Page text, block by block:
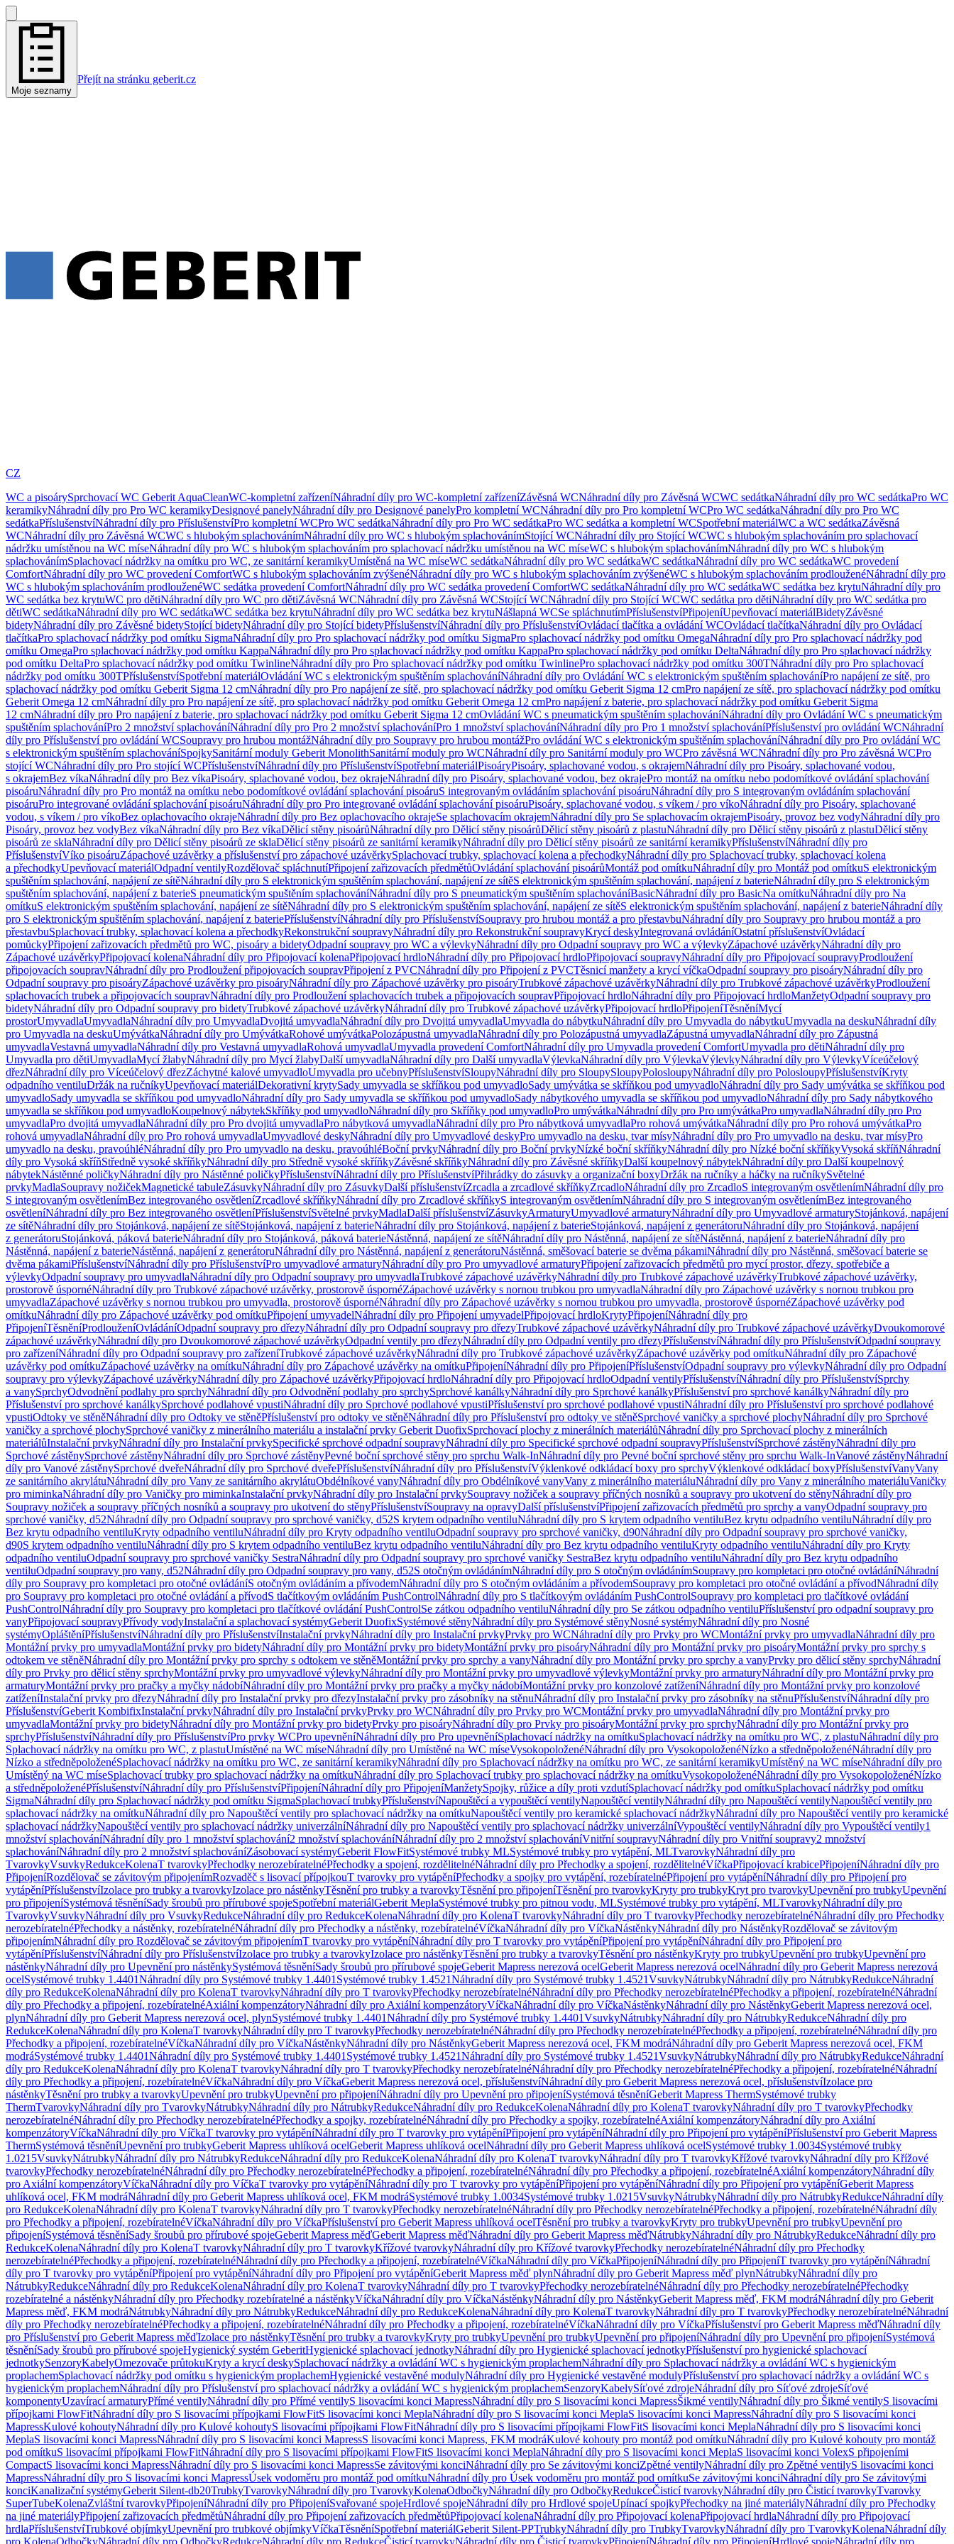
Moje seznamy
Přejít na stránku geberit.cz
CZ
WC a pisoárySprchovací WC Geberit AquaCleanWC-kompletní zařízeníNáhradní díly pro WC-kompletní zařízeníZávěsná WCNáhradní díly pro Závěsná WCWC sedátkaNáhradní díly pro WC sedátkaPro WC
keramikyNáhradní díly pro Pro WC keramikyDesignové panelyNáhradní díly pro Designové panelyPro kompletní WCNáhradní díly pro Pro kompletní WCPro WC sedátkaNáhradní díly pro Pro WC
sedátkaPříslušenstvíNáhradní díly pro PříslušenstvíPro kompletní WCPro WC sedátkaNáhradní díly pro Pro WC sedátkaPro WC sedátka a kompletní WCSpotřební materiálWC a WC sedátkaZávěsná
WCNáhradní díly pro Závěsná WCWC s hlubokým splachovánímNáhradní díly pro WC s hlubokým splachovánímStojící WCNáhradní díly pro Stojící WCWC s hlubokým splachováním pro splachovací
nádržku umístěnou na WC míseNáhradní díly pro WC s hlubokým splachováním pro splachovací nádržku umístěnou na WC míseWC s hlubokým splachovánímNáhradní díly pro WC s hlubokým
splachovánímSplachovací nádržky na omítku pro WC, ze sanitární keramikyUmístěná na WC míseWC sedátkaNáhradní díly pro WC sedátkaWC sedátkaNáhradní díly pro WC sedátkaWC provedení
ComfortNáhradní díly pro WC provedení ComfortWC s hlubokým splachováním zvýšenéNáhradní díly pro WC s hlubokým splachováním zvýšenéWC s hlubokým splachováním prodlouženéNáhradní díly pro
WC s hlubokým splachováním prodlouženéWC sedátka provedení ComfortNáhradní díly pro WC sedátka provedení ComfortWC sedátkaNáhradní díly pro WC sedátkaWC sedátka bez krytuNáhradní díly pro
WC sedátka bez krytuWC pro dětiNáhradní díly pro WC pro dětiZávěsná WCNáhradní díly pro Závěsná WCStojící WCNáhradní díly pro Stojící WCWC sedátka pro dětiNáhradní díly pro WC sedátka pro
dětiWC sedátkaNáhradní díly pro WC sedátkaWC sedátka bez krytuNáhradní díly pro WC sedátka bez krytuNášlapná WCSe spláchnutímPříslušenstvíPřipojeníUpevňovací materiálBidetyZávěsné
bidetyNáhradní díly pro Závěsné bidetyStojící bidetyNáhradní díly pro Stojící bidetyPříslušenstvíNáhradní díly pro PříslušenstvíOvládací tlačítka a ovládání WCOvládací tlačítkaNáhradní díly pro Ovládací
tlačítkaPro splachovací nádržky pod omítku SigmaNáhradní díly pro Pro splachovací nádržky pod omítku SigmaPro splachovací nádržky pod omítku OmegaNáhradní díly pro Pro splachovací nádržky pod
omítku OmegaPro splachovací nádržky pod omítku KappaNáhradní díly pro Pro splachovací nádržky pod omítku KappaPro splachovací nádržky pod omítku DeltaNáhradní díly pro Pro splachovací nádržky
pod omítku DeltaPro splachovací nádržky pod omítku TwinlineNáhradní díly pro Pro splachovací nádržky pod omítku TwinlinePro splachovací nádržky pod omítku 300TNáhradní díly pro Pro splachovací
nádržky pod omítku 300TPříslušenstvíSpotřební materiálOvládání WC s elektronickým spuštěním splachováníNáhradní díly pro Ovládání WC s elektronickým spuštěním splachováníPro napájení ze sítě, pro
splachovací nádržky pod omítku Geberit Sigma 12 cmNáhradní díly pro Pro napájení ze sítě, pro splachovací nádržky pod omítku Geberit Sigma 12 cmPro napájení ze sítě, pro splachovací nádržky pod omítku
Geberit Omega 12 cmNáhradní díly pro Pro napájení ze sítě, pro splachovací nádržky pod omítku Geberit Omega 12 cmPro napájení z baterie, pro splachovací nádržky pod omítku Geberit Sigma
12 cmNáhradní díly pro Pro napájení z baterie, pro splachovací nádržky pod omítku Geberit Sigma 12 cmOvládání WC s pneumatickým spuštěním splachováníNáhradní díly pro Ovládání WC s pneumatickým
spuštěním splachováníPro 2 množství splachováníNáhradní díly pro Pro 2 množství splachováníPro 1 množství splachováníNáhradní díly pro Pro 1 množství splachováníPříslušenství pro ovládání WCNáhradní
díly pro Příslušenství pro ovládání WCSoupravy pro hrubou montážNáhradní díly pro Soupravy pro hrubou montážPro ovládání WC s elektronickým spuštěním splachováníNáhradní díly pro Pro ovládání WC
s elektronickým spuštěním splachováníSpojkySanitární moduly Geberit MonolithSanitární moduly pro WCNáhradní díly pro Sanitární moduly pro WCPro závěsná WCNáhradní díly pro Pro závěsná WCPro
stojící WCNáhradní díly pro Pro stojící WCPříslušenstvíNáhradní díly pro PříslušenstvíSpotřební materiálPisoáryPisoáry, splachované vodou, s okrajemNáhradní díly pro Pisoáry, splachované vodou,
s okrajemBez víkaNáhradní díly pro Bez víkaPisoáry, splachované vodou, bez okrajeNáhradní díly pro Pisoáry, splachované vodou, bez okrajePro montáž na omítku nebo podomítkové ovládání splachování
pisoáruNáhradní díly pro Pro montáž na omítku nebo podomítkové ovládání splachování pisoáruS integrovaným ovládáním splachování pisoáruNáhradní díly pro S integrovaným ovládáním splachování
pisoáruPro integrované ovládání splachování pisoáruNáhradní díly pro Pro integrované ovládání splachování pisoáruPisoáry, splachované vodou, s víkem / pro víkoNáhradní díly pro Pisoáry, splachované
vodou, s víkem / pro víkoBez oplachovacího okrajeNáhradní díly pro Bez oplachovacího okrajeSe splachovacím okrajemNáhradní díly pro Se splachovacím okrajemPisoáry, provoz bez vodyNáhradní díly pro
Pisoáry, provoz bez vodyBez víkaNáhradní díly pro Bez víkaDělicí stěny pisoárůNáhradní díly pro Dělicí stěny pisoárůDělicí stěny pisoárů z plastuNáhradní díly pro Dělicí stěny pisoárů z plastuDělicí stěny
pisoárů ze sklaNáhradní díly pro Dělicí stěny pisoárů ze sklaDělicí stěny pisoárů ze sanitární keramikyNáhradní díly pro Dělicí stěny pisoárů ze sanitární keramikyPříslušenstvíNáhradní díly pro
PříslušenstvíVíko pisoáruZápachové uzávěrky a příslušenství pro zápachové uzávěrkySplachovací trubky, splachovací kolena a přechodkyNáhradní díly pro Splachovací trubky, splachovací kolena
a přechodkyUpevňovací materiálOdpadní ventilyRozdělovač spláchnutíPřipojení zařizovacích předmětůOvládání splachování pisoárůMontáž pod omítkuNáhradní díly pro Montáž pod omítkuS elektronickým
spuštěním splachování, napájení ze sítěNáhradní díly pro S elektronickým spuštěním splachování, napájení ze sítěS elektronickým spuštěním splachování, napájení z baterieNáhradní díly pro S elektronickým
spuštěním splachování, napájení z baterieS pneumatickým spuštěním splachováníNáhradní díly pro S pneumatickým spuštěním splachováníBasicNáhradní díly pro BasicNa omítkuNáhradní díly pro Na
omítkuS elektronickým spuštěním splachování, napájení ze sítěNáhradní díly pro S elektronickým spuštěním splachování, napájení ze sítěS elektronickým spuštěním splachování, napájení z baterieNáhradní díly
pro S elektronickým spuštěním splachování, napájení z bateriePříslušenstvíNáhradní díly pro PříslušenstvíSoupravy pro hrubou montáž a pro přestavbuNáhradní díly pro Soupravy pro hrubou montáž a pro
přestavbuSplachovací trubky, splachovací kolena a přechodkyRekonstrukční soupravyNáhradní díly pro Rekonstrukční soupravyKrycí deskyIntegrovaná ovládáníOstatní příslušenstvíOvládací
pomůckyPřipojení zařizovacích předmětů pro WC, pisoáry a bidetyOdpadní soupravy pro WC a výlevkyNáhradní díly pro Odpadní soupravy pro WC a výlevkyZápachové uzávěrkyNáhradní díly pro
Zápachové uzávěrkyPřipojovací kolenaNáhradní díly pro Připojovací kolenaPřipojovací hrdloNáhradní díly pro Připojovací hrdloPřipojovací soupravyNáhradní díly pro Připojovací soupravyProdloužení
připojovacích soupravNáhradní díly pro Prodloužení připojovacích soupravPřipojení z PVCNáhradní díly pro Připojení z PVCTěsnicí manžety a krycí víčkaOdpadní soupravy pro pisoáryNáhradní díly pro
Odpadní soupravy pro pisoáryZápachové uzávěrky pro pisoáryNáhradní díly pro Zápachové uzávěrky pro pisoáryTrubkové zápachové uzávěrkyNáhradní díly pro Trubkové zápachové uzávěrkyProdloužení
splachovacích trubek a připojovacích soupravNáhradní díly pro Prodloužení splachovacích trubek a připojovacích soupravPřipojovací hrdloNáhradní díly pro Připojovací hrdloManžetyOdpadní soupravy pro
bidetyNáhradní díly pro Odpadní soupravy pro bidetyTrubkové zápachové uzávěrkyNáhradní díly pro Trubkové zápachové uzávěrkyPřipojovací hrdloPřipojeníTěsněníMycí
prostorUmyvadlaUmyvadlaNáhradní díly pro UmyvadlaDvojitá umyvadlaNáhradní díly pro Dvojitá umyvadlaUmyvadla do nábytkuNáhradní díly pro Umyvadla do nábytkuUmyvadla na deskuNáhradní díly
pro Umyvadla na deskuUmývátkaNáhradní díly pro UmývátkaRohové umývátkaPolozápustná umyvadlaNáhradní díly pro Polozápustná umyvadlaZápustná umyvadlaNáhradní díly pro Zápustná
umyvadlaVestavná umyvadlaNáhradní díly pro Vestavná umyvadlaRohová umyvadlaUmyvadla provedení ComfortNáhradní díly pro Umyvadla provedení ComfortUmyvadla pro dětiNáhradní díly pro
Umyvadla pro dětiUmyvadlaMycí žlabyNáhradní díly pro Mycí žlabyDalší umyvadlaNáhradní díly pro Další umyvadlaVýlevkaNáhradní díly pro VýlevkaVýlevkyNáhradní díly pro VýlevkyVíceúčelový
dřezNáhradní díly pro Víceúčelový dřezZáchytné kalové umyvadloUmyvadla pro učebnyPříslušenstvíSloupyNáhradní díly pro SloupySloupyPolosloupyNáhradní díly pro PolosloupyPříslušenstvíKryty
odpadního ventiluDržák na ručníkyUpevňovací materiálDekorativní krytySady umyvadla se skříňkou pod umyvadloSady umývátka se skříňkou pod umyvadloNáhradní díly pro Sady umývátka se skříňkou pod
umyvadloSady umyvadla se skříňkou pod umyvadloNáhradní díly pro Sady umyvadla se skříňkou pod umyvadloSady nábytkového umyvadla se skříňkou pod umyvadloNáhradní díly pro Sady nábytkového
umyvadla se skříňkou pod umyvadloKoupelnový nábytekSkříňky pod umyvadloNáhradní díly pro Skříňky pod umyvadloPro umývátkaNáhradní díly pro Pro umývátkaPro umyvadlaNáhradní díly pro Pro
umyvadlaPro dvojitá umyvadlaNáhradní díly pro Pro dvojitá umyvadlaPro nábytková umyvadlaNáhradní díly pro Pro nábytková umyvadlaPro rohová umývátkaNáhradní díly pro Pro rohová umývátkaPro
rohová umyvadlaNáhradní díly pro Pro rohová umyvadlaUmyvadlové deskyNáhradní díly pro Umyvadlové deskyPro umyvadlo na desku, tvar mísyNáhradní díly pro Pro umyvadlo na desku, tvar mísyPro
umyvadlo na desku, pravoúhléNáhradní díly pro Pro umyvadlo na desku, pravoúhléBoční prvkyNáhradní díly pro Boční prvkyNízké boční skříňkyNáhradní díly pro Nízké boční skříňkyVysoká skříňNáhradní
díly pro Vysoká skříňStředně vysoké skříňkyNáhradní díly pro Středně vysoké skříňkyZávěsné skříňkyNáhradní díly pro Závěsné skříňkyDalší koupelnový nábytekNáhradní díly pro Další koupelnový
nábytekNástěnné poličkyNáhradní díly pro Nástěnné poličkyPříslušenstvíNáhradní díly pro PříslušenstvíPřihrádky do zásuvky a organizační boxyDržák na ručníky a háčky na ručníkySvětelné
prvkyMadlaSoupravy nožičekMagnetické tabuleZásuvkyNáhradní díly pro ZásuvkyDalší příslušenstvíZrcadla a zrcadlové skříňkyZrcadloNáhradní díly pro ZrcadloS integrovaným osvětlenímNáhradní díly pro
S integrovaným osvětlenímBez integrovaného osvětleníZrcadlové skříňkyNáhradní díly pro Zrcadlové skříňkyS integrovaným osvětlenímNáhradní díly pro S integrovaným osvětlenímBez integrovaného
osvětleníNáhradní díly pro Bez integrovaného osvětleníPříslušenstvíSvětelné prvkyMadlaDalší příslušenstvíZásuvkyArmaturyUmyvadlové armaturyNáhradní díly pro Umyvadlové armaturyStojánková, napájení
ze sítěNáhradní díly pro Stojánková, napájení ze sítěStojánková, napájení z baterieNáhradní díly pro Stojánková, napájení z baterieStojánková, napájení z generátoruNáhradní díly pro Stojánková, napájení
z generátoruStojánková, páková baterieNáhradní díly pro Stojánková, páková baterieNástěnná, napájení ze sítěNáhradní díly pro Nástěnná, napájení ze sítěNástěnná, napájení z baterieNáhradní díly pro
Nástěnná, napájení z baterieNástěnná, napájení z generátoruNáhradní díly pro Nástěnná, napájení z generátoruNástěnná, směšovací baterie se dvěma pákamiNáhradní díly pro Nástěnná, směšovací baterie se
dvěma pákamiPříslušenstvíNáhradní díly pro PříslušenstvíPro umyvadlové armaturyNáhradní díly pro Pro umyvadlové armaturyPřipojení zařizovacích předmětů pro mycí prostor, dřezy, spotřebiče a
výlevkyOdpadní soupravy pro umyvadlaNáhradní díly pro Odpadní soupravy pro umyvadlaTrubkové zápachové uzávěrkyNáhradní díly pro Trubkové zápachové uzávěrkyTrubkové zápachové uzávěrky,
prostorově úspornéNáhradní díly pro Trubkové zápachové uzávěrky, prostorově úspornéZápachové uzávěrky s nornou trubkou pro umyvadlaNáhradní díly pro Zápachové uzávěrky s nornou trubkou pro
umyvadlaZápachové uzávěrky s nornou trubkou pro umyvadla, prostorově úspornéNáhradní díly pro Zápachové uzávěrky s nornou trubkou pro umyvadla, prostorově úspornéZápachové uzávěrky pod
omítkuNáhradní díly pro Zápachové uzávěrky pod omítkuPřipojení umyvadelNáhradní díly pro Připojení umyvadelPřipojovací hrdloKrytyPřipojeníNáhradní díly pro
PřipojeníTěsněníProdlouženíOvládáníOdpadní soupravy pro dřezyNáhradní díly pro Odpadní soupravy pro dřezyTrubkové zápachové uzávěrkyNáhradní díly pro Trubkové zápachové uzávěrkyDvoukomorové
zápachové uzávěrkyNáhradní díly pro Dvoukomorové zápachové uzávěrkyOdpadní ventily pro dřezyNáhradní díly pro Odpadní ventily pro dřezyPříslušenstvíNáhradní díly pro PříslušenstvíOdpadní soupravy
pro zařízeníNáhradní díly pro Odpadní soupravy pro zařízeníTrubkové zápachové uzávěrkyNáhradní díly pro Trubkové zápachové uzávěrkyZápachové uzávěrky pod omítkuNáhradní díly pro Zápachové
uzávěrky pod omítkuZápachové uzávěrky na omítkuNáhradní díly pro Zápachové uzávěrky na omítkuPřipojeníNáhradní díly pro PřipojeníPříslušenstvíOdpadní soupravy pro výlevkyNáhradní díly pro Odpadní
soupravy pro výlevkyZápachové uzávěrkyNáhradní díly pro Zápachové uzávěrkyPřipojovací hrdloNáhradní díly pro Připojovací hrdloOdpadní ventilyPříslušenstvíNáhradní díly pro PříslušenstvíSprchy
a vanySprchyOdvodnění podlahy pro sprchyNáhradní díly pro Odvodnění podlahy pro sprchySprchové kanálkyNáhradní díly pro Sprchové kanálkyPříslušenství pro sprchové kanálkyNáhradní díly pro
Příslušenství pro sprchové kanálkySprchové podlahové vpustiNáhradní díly pro Sprchové podlahové vpustiPříslušenství pro sprchové podlahové vpustiNáhradní díly pro Příslušenství pro sprchové podlahové
vpustiOdtoky ve stěněNáhradní díly pro Odtoky ve stěněPříslušenství pro odtoky ve stěněNáhradní díly pro Příslušenství pro odtoky ve stěněSprchové vaničky a sprchové plochyNáhradní díly pro Sprchové
vaničky a sprchové plochySprchové vaničky z minerálního materiálu a instalační prvky Geberit DuofixSprchovací plochy z minerálních materiálůNáhradní díly pro Sprchovací plochy z minerálních
materiálůInstalační prvkyNáhradní díly pro Instalační prvkySpecifické sprchové odpadní soupravyNáhradní díly pro Specifické sprchové odpadní soupravyPříslušenstvíSprchové zástěnyNáhradní díly pro
Sprchové zástěnySprchové zástěnyNáhradní díly pro Sprchové zástěnyPevné boční sprchové stěny pro sprchu Walk-InNáhradní díly pro Pevné boční sprchové stěny pro sprchu Walk-InVanové zástěnyNáhradní
díly pro Vanové zástěnySprchové dveřeNáhradní díly pro Sprchové dveřePříslušenstvíNáhradní díly pro PříslušenstvíVýklenkové odkládací boxy pro sprchyVýklenkové odkládací boxyPříslušenstvíVanyVany
ze sanitárního akrylátuNáhradní díly pro Vany ze sanitárního akrylátuObdélníkové vanyNáhradní díly pro Obdélníkové vanyVany z minerálního materiáluNáhradní díly pro Vany z minerálního materiáluVaničky
pro miminkaNáhradní díly pro Vaničky pro miminkaInstalační prvkyNáhradní díly pro Instalační prvkySoupravy nožiček a soupravy příčných nosníků a soupravy pro ukotvení do stěnyNáhradní díly pro
Soupravy nožiček a soupravy příčných nosníků a soupravy pro ukotvení do stěnyPříslušenstvíSoupravy na opravyDalší příslušenstvíPřipojení zařizovacích předmětů pro sprchy a vanyOdpadní soupravy pro
sprchové vaničky, d52Náhradní díly pro Odpadní soupravy pro sprchové vaničky, d52S krytem odpadního ventiluNáhradní díly pro S krytem odpadního ventiluBez krytu odpadního ventiluNáhradní díly pro
Bez krytu odpadního ventiluKryty odpadního ventiluNáhradní díly pro Kryty odpadního ventiluOdpadní soupravy pro sprchové vaničky, d90Náhradní díly pro Odpadní soupravy pro sprchové vaničky,
d90S krytem odpadního ventiluNáhradní díly pro S krytem odpadního ventiluBez krytu odpadního ventiluNáhradní díly pro Bez krytu odpadního ventiluKryty odpadního ventiluNáhradní díly pro Kryty
odpadního ventiluOdpadní soupravy pro sprchové vaničky SestraNáhradní díly pro Odpadní soupravy pro sprchové vaničky SestraBez krytu odpadního ventiluNáhradní díly pro Bez krytu odpadního
ventiluOdpadní soupravy pro vany, d52Náhradní díly pro Odpadní soupravy pro vany, d52S otočným ovládánímNáhradní díly pro S otočným ovládánímSoupravy pro kompletaci pro otočné ovládáníNáhradní
díly pro Soupravy pro kompletaci pro otočné ovládáníS otočným ovládáním a přívodemNáhradní díly pro S otočným ovládáním a přívodemSoupravy pro kompletaci pro otočné ovládání a přívodNáhradní díly
pro Soupravy pro kompletaci pro otočné ovládání a přívodS tlačítkovým ovládáním PushControlNáhradní díly pro S tlačítkovým ovládáním PushControlSoupravy pro kompletaci pro tlačítkové ovládání
PushControlNáhradní díly pro Soupravy pro kompletaci pro tlačítkové ovládání PushControlSe zátkou odpadního ventiluNáhradní díly pro Se zátkou odpadního ventiluPříslušenství pro odpadní soupravy pro
vanyPřipojovací soupravyPřívody vodyInstalační a splachovací systémyGeberit DuofixSystémové stěnyNáhradní díly pro Systémové stěnyNosné systémyNáhradní díly pro Nosné
systémyOpláštěníPříslušenstvíNáhradní díly pro PříslušenstvíInstalační prvkyNáhradní díly pro Instalační prvkyPrvky pro WCNáhradní díly pro Prvky pro WCMontážní prvky pro umyvadlaNáhradní díly pro
Montážní prvky pro umyvadlaMontážní prvky pro bidetyNáhradní díly pro Montážní prvky pro bidetyMontážní prvky pro pisoáryNáhradní díly pro Montážní prvky pro pisoáryMontážní prvky pro sprchy s
odtokem ve stěněNáhradní díly pro Montážní prvky pro sprchy s odtokem ve stěněMontážní prvky pro sprchy a vanyNáhradní díly pro Montážní prvky pro sprchy a vanyPrvky pro dělicí stěny sprchyNáhradní
díly pro Prvky pro dělicí stěny sprchyMontážní prvky pro umyvadlové výlevkyNáhradní díly pro Montážní prvky pro umyvadlové výlevkyMontážní prvky pro armaturyNáhradní díly pro Montážní prvky pro
armaturyMontážní prvky pro pračky a myčky nádobíNáhradní díly pro Montážní prvky pro pračky a myčky nádobíMontážní prvky pro konzolové zatíženíNáhradní díly pro Montážní prvky pro konzolové
zatíženíInstalační prvky pro dřezyNáhradní díly pro Instalační prvky pro dřezyInstalační prvky pro zásobníky na stěnuNáhradní díly pro Instalační prvky pro zásobníky na stěnuPříslušenstvíNáhradní díly pro
PříslušenstvíGeberit KombifixInstalační prvkyNáhradní díly pro Instalační prvkyPrvky pro WCNáhradní díly pro Prvky pro WCMontážní prvky pro umyvadlaNáhradní díly pro Montážní prvky pro
umyvadlaMontážní prvky pro bidetyNáhradní díly pro Montážní prvky pro bidetyPrvky pro pisoáryNáhradní díly pro Prvky pro pisoáryMontážní prvky pro sprchyNáhradní díly pro Montážní prvky pro
sprchyPříslušenstvíNáhradní díly pro PříslušenstvíPro prvky WCPro upevněníNáhradní díly pro Pro upevněníSplachovací nádržky na omítkuSplachovací nádržky na omítku pro WC, z plastuNáhradní díly pro
Splachovací nádržky na omítku pro WC, z plastuUmístěné na WC míseNáhradní díly pro Umístěné na WC míseVysokopoloženéNáhradní díly pro VysokopoloženéNízko a středněpoloženéNáhradní díly pro
Nízko a středněpoloženéSplachovací nádržky na omítku pro WC, ze sanitární keramikyNáhradní díly pro Splachovací nádržky na omítku pro WC, ze sanitární keramikyUmístěný na WC míseNáhradní díly pro
Umístěný na WC míseSplachovací trubky pro splachovací nádržky na omítkuNáhradní díly pro Splachovací trubky pro splachovací nádržky na omítkuVysokopoloženéNáhradní díly pro VysokopoloženéNízko
a středněpoloženéPříslušenstvíNáhradní díly pro PříslušenstvíPřipojeníNáhradní díly pro PřipojeníManžetySpojky, růžice a díly proti vzdutíSplachovací nádržky pod omítkuSplachovací nádržky pod omítku
SigmaNáhradní díly pro Splachovací nádržky pod omítku SigmaSplachovací trubkyPříslušenstvíNapouštěcí a vypouštěcí ventilyNapouštěcí ventilyNáhradní díly pro Napouštěcí ventilyNapouštěcí ventily pro
splachovací nádržky na omítkuNáhradní díly pro Napouštěcí ventily pro splachovací nádržky na omítkuNapouštěcí ventily pro keramické splachovací nádržkyNáhradní díly pro Napouštěcí ventily pro keramické
splachovací nádržkyNapouštěcí ventily pro splachovací nádržky univerzálníNáhradní díly pro Napouštěcí ventily pro splachovací nádržky univerzálníVypouštěcí ventilyNáhradní díly pro Vypouštěcí ventily1
množství splachováníNáhradní díly pro 1 množství splachování2 množství splachováníNáhradní díly pro 2 množství splachováníVnitřní soupravyNáhradní díly pro Vnitřní soupravy2 množství
splachováníNáhradní díly pro 2 množství splachováníZásobovací systémyGeberit FlowFitSystémové trubky MLSystémové trubky pro vytápění, MLTvarovkyNáhradní díly pro
TvarovkyVsuvkyRedukceKolenaT tvarovkyPřechodky nerozebíratelnéPřechodky a spojení, rozdělitelnéNáhradní díly pro Přechodky a spojení, rozdělitelnéVíčkaPřipojovací krabicePřipojeníNáhradní díly pro
PřipojeníRozdělovač se závitovým připojenímRozvaděč s lisovací přípojkouT tvarovky pro vytápěníPřechodky a spojky pro vytápění, rozebíratelnéPřipojení pro vytápěníNáhradní díly pro Připojení pro
vytápěníPříslušenstvíIzolace pro trubky a tvarovkyIzolace pro nástěnkyTěsnění pro trubky a tvarovkyTěsnění pro připojeníTěsnění pro tvarovkyKryty pro trubkyKryt pro tvarovkyUpevnění pro trubkyUpevnění
pro připojeníSystémová těsněníSady šroubů pro přírubové spojeSpotřební materiálGeberit MeplaSystémové trubky pro pitnou vodu, MLSystémové trubky pro vytápění, MLTvarovkyNáhradní díly pro
TvarovkyVsuvkyNáhradní díly pro VsuvkyRedukceNáhradní díly pro RedukceKolenaNáhradní díly pro KolenaT tvarovkyNáhradní díly pro T tvarovkyPřechodky nerozebíratelnéNáhradní díly pro Přechodky
nerozebíratelnéPřechodky a nástěnky, rozebíratelnéNáhradní díly pro Přechodky a nástěnky, rozebíratelnéVíčkaNáhradní díly pro VíčkaNástěnkyNáhradní díly pro NástěnkyRozdělovač se závitovým
připojenímNáhradní díly pro Rozdělovač se závitovým připojenímT tvarovky pro vytápěníNáhradní díly pro T tvarovky pro vytápěníPřipojení pro vytápěníNáhradní díly pro Připojení pro
vytápěníPříslušenstvíNáhradní díly pro PříslušenstvíIzolace pro trubky a tvarovkyIzolace pro nástěnkyTěsnění pro trubky a tvarovkyTěsnění pro nástěnkyKryty pro trubkyUpevnění pro trubkyUpevnění pro
nástěnkyNáhradní díly pro Upevnění pro nástěnkySystémová těsněníSady šroubů pro přírubové spojeGeberit Mapress nerezová ocelGeberit Mapress nerezová ocelNáhradní díly pro Geberit Mapress nerezová
ocelSystémové trubky 1.4401Náhradní díly pro Systémové trubky 1.4401 Systémové trubky 1.4521Náhradní díly pro Systémové trubky 1.4521VsuvkyNátrubkyNáhradní díly pro NátrubkyRedukceNáhradní
díly pro RedukceKolenaNáhradní díly pro KolenaT tvarovkyNáhradní díly pro T tvarovkyPřechodky nerozebíratelnéNáhradní díly pro Přechodky nerozebíratelnéPřechodky a připojení, rozebíratelnéNáhradní
díly pro Přechodky a připojení, rozebíratelnéAxiální kompenzátoryNáhradní díly pro Axiální kompenzátoryVíčkaNáhradní díly pro VíčkaNástěnkyNáhradní díly pro NástěnkyGeberit Mapress nerezová ocel,
plynNáhradní díly pro Geberit Mapress nerezová ocel, plynSystémové trubky 1.4401Náhradní díly pro Systémové trubky 1.4401VsuvkyNátrubkyNáhradní díly pro NátrubkyRedukceNáhradní díly pro
RedukceKolenaNáhradní díly pro KolenaT tvarovkyNáhradní díly pro T tvarovkyPřechodky nerozebíratelnéNáhradní díly pro Přechodky nerozebíratelnéPřechodky a připojení, rozebíratelnéNáhradní díly pro
Přechodky a připojení, rozebíratelnéVíčkaNáhradní díly pro VíčkaNástěnkyNáhradní díly pro NástěnkyGeberit Mapress nerezová ocel, FKM modráNáhradní díly pro Geberit Mapress nerezová ocel, FKM
modráSystémové trubky 1.4401Náhradní díly pro Systémové trubky 1.4401 Systémové trubky 1.4521Náhradní díly pro Systémové trubky 1.4521VsuvkyNátrubkyNáhradní díly pro NátrubkyRedukceNáhradní
díly pro RedukceKolenaNáhradní díly pro KolenaT tvarovkyNáhradní díly pro T tvarovkyPřechodky nerozebíratelnéNáhradní díly pro Přechodky nerozebíratelnéPřechodky a připojení, rozebíratelnéNáhradní
díly pro Přechodky a připojení, rozebíratelnéVíčkaNáhradní díly pro VíčkaGeberit Mapress nerezová ocel, příslušenstvíNáhradní díly pro Geberit Mapress nerezová ocel, příslušenstvíIzolace pro
nástěnkyTěsnění pro trubky a tvarovkyUpevnění pro trubkyUpevnění pro připojeníNáhradní díly pro Upevnění pro připojeníSystémová těsněníGeberit Mapress ThermSystémové trubky
ThermTvarovkyNáhradní díly pro TvarovkyNátrubkyNáhradní díly pro NátrubkyRedukceNáhradní díly pro RedukceKolenaNáhradní díly pro KolenaT tvarovkyNáhradní díly pro T tvarovkyPřechodky
nerozebíratelnéNáhradní díly pro Přechodky nerozebíratelnéPřechodky a spojky, rozebíratelnéNáhradní díly pro Přechodky a spojky, rozebíratelnéAxiální kompenzátoryNáhradní díly pro Axiální
kompenzátoryVíčkaNáhradní díly pro VíčkaT tvarovky pro vytápěníNáhradní díly pro T tvarovky pro vytápěníPřipojení pro vytápěníNáhradní díly pro Připojení pro vytápěníPříslušenství pro Geberit Mapress
ThermSystémová těsněníUpevnění pro trubkyGeberit Mapress uhlíková ocelGeberit Mapress uhlíková ocelNáhradní díly pro Geberit Mapress uhlíková ocelSystémové trubky 1.0034Systémové trubky
1.0215VsuvkyNátrubkyNáhradní díly pro NátrubkyRedukceNáhradní díly pro RedukceKolenaNáhradní díly pro KolenaT tvarovkyNáhradní díly pro T tvarovkyKřížové tvarovkyNáhradní díly pro Křížové
tvarovkyPřechodky nerozebíratelnéNáhradní díly pro Přechodky nerozebíratelnéPřechodky a připojení, rozebíratelnéNáhradní díly pro Přechodky a připojení, rozebíratelnéAxiální kompenzátoryNáhradní díly
pro Axiální kompenzátoryVíčkaNáhradní díly pro VíčkaT tvarovky pro vytápěníNáhradní díly pro T tvarovky pro vytápěníPřipojení pro vytápěníNáhradní díly pro Připojení pro vytápěníGeberit Mapress
uhlíková ocel, FKM modráNáhradní díly pro Geberit Mapress uhlíková ocel, FKM modráSystémové trubky 1.0034Systémové trubky 1.0215VsuvkyNátrubkyNáhradní díly pro NátrubkyRedukceNáhradní díly
pro RedukceKolenaNáhradní díly pro KolenaT tvarovkyNáhradní díly pro T tvarovkyPřechodky nerozebíratelnéNáhradní díly pro Přechodky nerozebíratelnéPřechodky a připojení, rozebíratelnéNáhradní díly
pro Přechodky a připojení, rozebíratelnéVíčkaNáhradní díly pro VíčkaPříslušenství pro Geberit Mapress uhlíková ocelTěsnění pro trubky a tvarovkyKryty pro trubkyUpevnění pro trubkyUpevnění pro
připojeníSystémová těsněníSady šroubů pro přírubové spojeGeberit Mapress měďGeberit Mapress měďNáhradní díly pro Geberit Mapress měďNátrubkyNáhradní díly pro NátrubkyRedukceNáhradní díly pro
RedukceKolenaNáhradní díly pro KolenaT tvarovkyNáhradní díly pro T tvarovkyKřížové tvarovkyNáhradní díly pro Křížové tvarovkyPřechodky nerozebíratelnéNáhradní díly pro Přechodky
nerozebíratelnéPřechodky a připojení, rozebíratelnéNáhradní díly pro Přechodky a připojení, rozebíratelnéVíčkaNáhradní díly pro VíčkaPřipojeníNáhradní díly pro PřipojeníT tvarovky pro vytápěníNáhradní
díly pro T tvarovky pro vytápěníPřipojení pro vytápěníNáhradní díly pro Připojení pro vytápěníGeberit Mapress měď plynNáhradní díly pro Geberit Mapress měď plynNátrubkyNáhradní díly pro
NátrubkyRedukceNáhradní díly pro RedukceKolenaNáhradní díly pro KolenaT tvarovkyNáhradní díly pro T tvarovkyPřechodky nerozebíratelnéNáhradní díly pro Přechodky nerozebíratelnéPřechodky
rozebíratelné a nástěnkyNáhradní díly pro Přechodky rozebíratelné a nástěnkyVíčkaNáhradní díly pro VíčkaNástěnkyNáhradní díly pro NástěnkyGeberit Mapress měď, FKM modráNáhradní díly pro Geberit
Mapress měď, FKM modráNátrubkyNáhradní díly pro NátrubkyRedukceNáhradní díly pro RedukceKolenaNáhradní díly pro KolenaT tvarovkyNáhradní díly pro T tvarovkyPřechodky nerozebíratelnéNáhradní
díly pro Přechodky nerozebíratelnéPřechodky a připojení, rozebíratelnéNáhradní díly pro Přechodky a připojení, rozebíratelnéVíčkaNáhradní díly pro VíčkaPříslušenství pro Geberit Mapress měďNáhradní díly
pro Příslušenství pro Geberit Mapress měďIzolace pro nástěnkyTěsnění pro trubky a tvarovkyKryty pro trubkyUpevnění pro trubkyUpevnění pro připojeníNáhradní díly pro Upevnění pro připojeníSystémová
těsněníSady šroubů pro přírubové spojeHygienický systém GeberitHygienické splachovací jednotkyNáhradní díly pro Hygienické splachovací jednotkyPříslušenství pro hygienické splachovací
jednotkySenzoryKabelyOmezovače průtokuKryty a krycí deskySplachovací nádržky a ovládání WC s hygienickým proplachemNáhradní díly pro Splachovací nádržky a ovládání WC s hygienickým
proplachemSplachovací nádržky pod omítku s hygienickým proplachemHygienické vestavěné modulyNáhradní díly pro Hygienické vestavěné modulyPříslušenství pro splachovací nádržky a ovládání WC s
hygienickým proplachemNáhradní díly pro Příslušenství pro splachovací nádržky a ovládání WC s hygienickým proplachemSenzoryKabelySíťové zdrojeNáhradní díly pro Síťové zdrojeSíťové
komponentyUzavírací armaturyPřímé ventilyNáhradní díly pro Přímé ventilyS lisovacími konci MapressNáhradní díly pro S lisovacími konci MapressŠikmé ventilyNáhradní díly pro Šikmé ventilyS lisovacími
přípojkami FlowFitNáhradní díly pro S lisovacími přípojkami FlowFitS lisovacími konci MeplaNáhradní díly pro S lisovacími konci MeplaS lisovacími konci MapressNáhradní díly pro S lisovacími konci
MapressKulové kohoutyNáhradní díly pro Kulové kohoutyS lisovacími přípojkami FlowFitNáhradní díly pro S lisovacími přípojkami FlowFitS lisovacími konci MeplaNáhradní díly pro S lisovacími konci
MeplaS lisovacími konci MapressNáhradní díly pro S lisovacími konci MapressS lisovacími konci Mapress, FKM modráKulové kohouty pro montáž pod omítkuNáhradní díly pro Kulové kohouty pro montáž
pod omítkuS lisovacími přípojkami FlowFitNáhradní díly pro S lisovacími přípojkami FlowFitS lisovacími konci MeplaNáhradní díly pro S lisovacími konci MeplaS lisovacími konci VolexS připojeními
CompactS lisovacími konci MapressNáhradní díly pro S lisovacími konci MapressSe závitovými konciNáhradní díly pro Se závitovými konciZpětné ventilyNáhradní díly pro Zpětné ventilyS lisovacími konci
MapressNáhradní díly pro S lisovacími konci MapressÚsek vodoměru pro montáž pod omítkuNáhradní díly pro Úsek vodoměru pro montáž pod omítkuSe závitovými konciNáhradní díly pro Se závitovými
konciKanalizační systémyGeberit Silent-db20TrubkyTvarovkyNáhradní díly pro TvarovkyKolenaOdbočkyNáhradní díly pro OdbočkyRedukceČisticí tvarovkyNáhradní díly pro Čisticí tvarovkyTvarovky
SuperTubeKolenaZvláštní tvarovkyPřipojeníNáhradní díly pro PřipojeníSvařované spojeHrdlové spojeNáhradní díly pro Hrdlové spojeUpínací spojkyPřechodky na jiné materiályNáhradní díly pro Přechodky
na jiné materiályPřipojení zařizovacích předmětůNáhradní díly pro Připojení zařizovacích předmětůPřipojovací kolenaNáhradní díly pro Připojovací kolenaPřipojovací hrdlaNáhradní díly pro Připojovací
hrdlaPříslušenstvíTrubkové objímkyUpevnění pro trubkové objímkyVíčkaTěsněníSpotřební materiálGeberit Silent-PPTrubkyNáhradní díly pro TrubkyTvarovkyNáhradní díly pro TvarovkyKolenaNáhradní díly
pro KolenaOdbočkyNáhradní díly pro OdbočkyRedukceNáhradní díly pro RedukceČisticí tvarovkyNáhradní díly pro Čisticí tvarovkyPřipojeníNáhradní díly pro PřipojeníHrdlové spojeNáhradní díly pro